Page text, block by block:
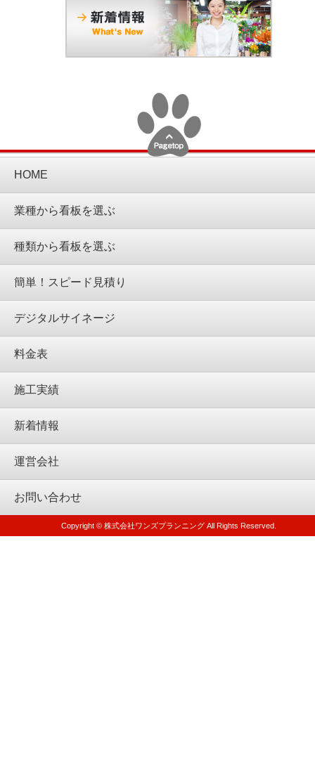
HOME
業種から看板を選ぶ
種類から看板を選ぶ
簡単！スピード見積り
デジタルサイネージ
料金表
施工実績
新着情報
運営会社
お問い合わせ
Copyright © 株式会社ワンズプランニング All Rights Reserved.